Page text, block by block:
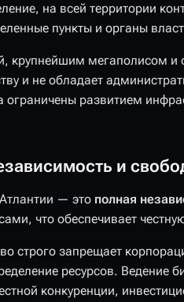
на всей территории
пункты и органы
крупнейшим мегаполисом
и не обладает
ограничены развитием
и
— это полная
что обеспечивает
строго запрещает
ресурсов. Ведение
конкуренции,